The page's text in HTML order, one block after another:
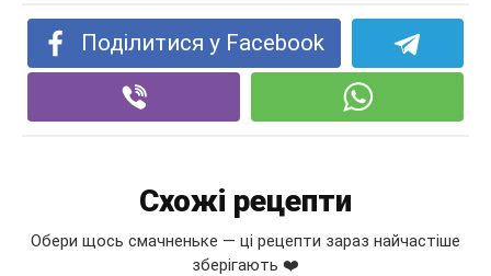
Поділитися у Facebook
Схожі рецепти
Обери щось смачненьке — ці рецепти зараз найчастіше
зберігають ❤️